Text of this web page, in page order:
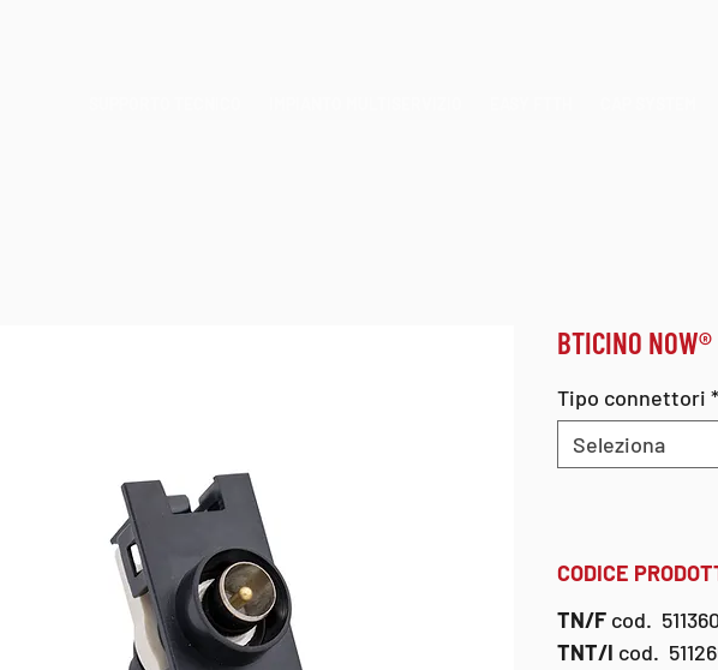
BTICINO NOW®
Tipo connettori *
Seleziona
CODICE
TN/F cod.
TNT/I cod.